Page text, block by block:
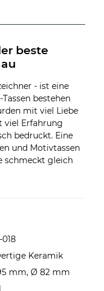
beste
- ist eine
bestehen
mit viel Liebe
viel Erfahrung
bedruckt. Eine
und Motivtassen
schmeckt gleich
018
Keramik
mm, Ø 82 mm